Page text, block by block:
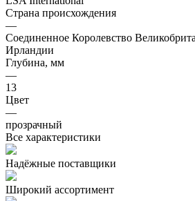
Страна происхождения
—
Соединенное Королевство
Ирландии
Глубина, мм
—
13
Цвет
—
прозрачный
Все характеристики
Надёжные поставщики
Широкий ассортимент